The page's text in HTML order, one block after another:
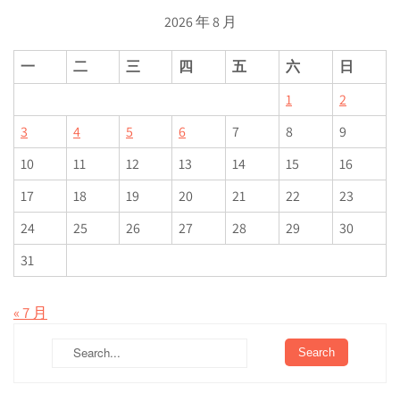
2026 年 8 月
一 二 三 四 五 六
日
1
2
3
4 5 6 7 8
9
10
11 12 13 14 15
16
17
18 19 20 21 22
23
24
25 26 27 28 29
30
31
« 7 月